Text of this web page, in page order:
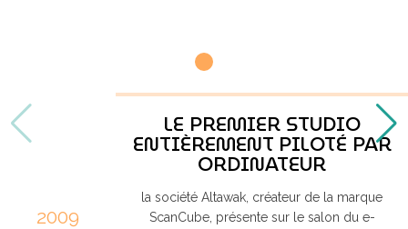
2009
LE PREMIER STUDIO
ENTIÈREMENT PILOTÉ PAR
ORDINATEUR
la société Altawak, créateur de la marque
ScanCube, présente sur le salon du e-